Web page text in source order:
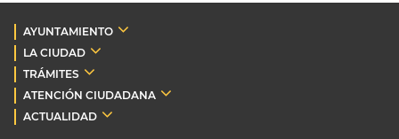
AYUNTAMIENTO
LA CIUDAD
TRÁMITES
ATENCIÓN CIUDADANA
ACTUALIDAD